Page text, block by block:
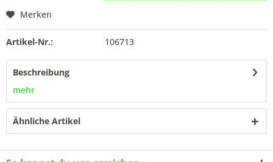
Merken
Artikel-Nr.: 106713
Beschreibung
mehr
Ähnliche Artikel